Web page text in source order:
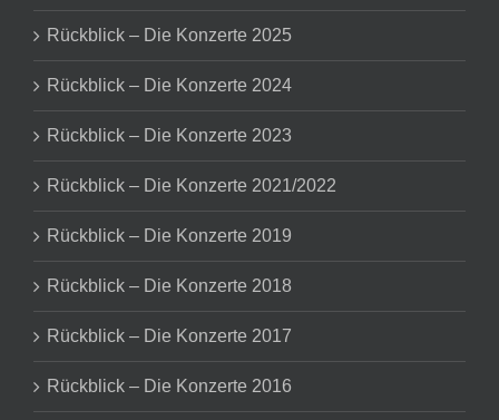
Rückblick – Die Konzerte 2025
Rückblick – Die Konzerte 2024
Rückblick – Die Konzerte 2023
Rückblick – Die Konzerte 2021/2022
Rückblick – Die Konzerte 2019
Rückblick – Die Konzerte 2018
Rückblick – Die Konzerte 2017
Rückblick – Die Konzerte 2016